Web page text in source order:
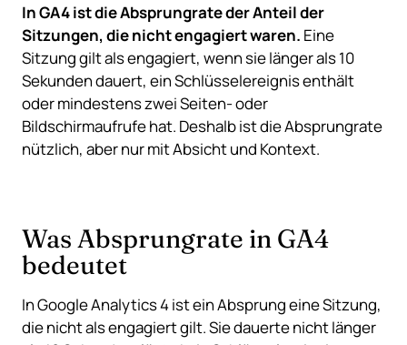
In GA4 ist die Absprungrate der Anteil der
Sitzungen, die nicht engagiert waren. Eine
Sitzung gilt als engagiert, wenn sie länger als 10
Sekunden dauert, ein Schlüsselereignis enthält
oder mindestens zwei Seiten- oder
Bildschirmaufrufe hat. Deshalb ist die Absprungrate
nützlich, aber nur mit Absicht und Kontext.
Was Absprungrate in GA4
bedeutet
In Google Analytics 4 ist ein Absprung eine Sitzung,
die nicht als engagiert gilt. Sie dauerte nicht länger